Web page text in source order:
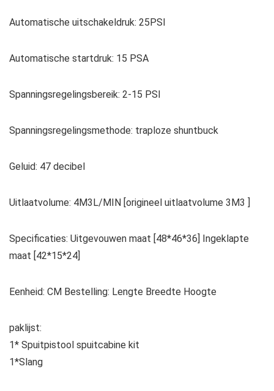
Automatische uitschakeldruk: 25PSI
Automatische startdruk: 15 PSA
Spanningsregelingsbereik: 2-15 PSI
Spanningsregelingsmethode: traploze shuntbuck
Geluid: 47 decibel
Uitlaatvolume: 4M3L/MIN [origineel uitlaatvolume 3M3 ]
Specificaties: Uitgevouwen maat [48*46*36] Ingeklapte
maat [42*15*24]
Eenheid: CM Bestelling: Lengte Breedte Hoogte
paklijst:
1* Spuitpistool spuitcabine kit
1*Slang